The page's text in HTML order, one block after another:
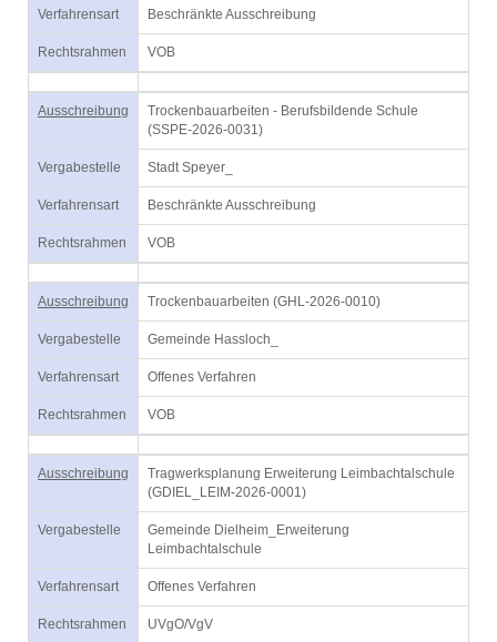
Verfahrensart Beschränkte Ausschreibung
Rechtsrahmen VOB
Ausschreibung
Trockenbauarbeiten - Berufsbildende Schule
(SSPE-2026-0031)
Vergabestelle Stadt Speyer_
Verfahrensart Beschränkte Ausschreibung
Rechtsrahmen VOB
Ausschreibung Trockenbauarbeiten (GHL-2026-0010)
Vergabestelle Gemeinde Hassloch_
Verfahrensart Offenes Verfahren
Rechtsrahmen VOB
Ausschreibung
Tragwerksplanung Erweiterung Leimbachtalschule
(GDIEL_LEIM-2026-0001)
Vergabestelle
Gemeinde Dielheim_Erweiterung
Leimbachtalschule
Verfahrensart Offenes Verfahren
Rechtsrahmen UVgO/VgV